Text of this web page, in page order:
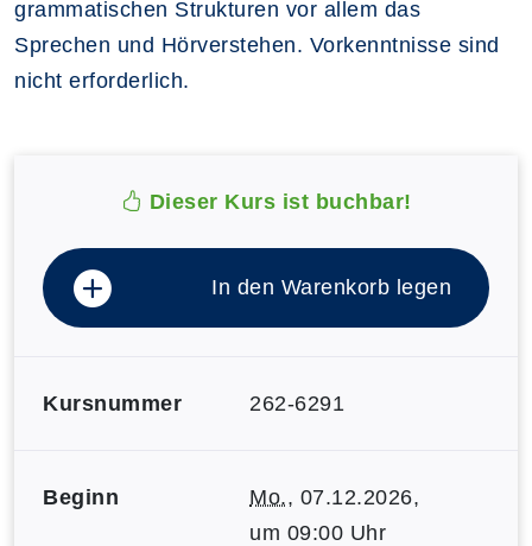
grammatischen Strukturen vor allem das
Sprechen und Hörverstehen. Vorkenntnisse sind
nicht erforderlich.
Dieser Kurs ist buchbar!
In den Warenkorb legen
Kursnummer 262-6291
Beginn Mo., 07.12.2026,
um 09:00 Uhr